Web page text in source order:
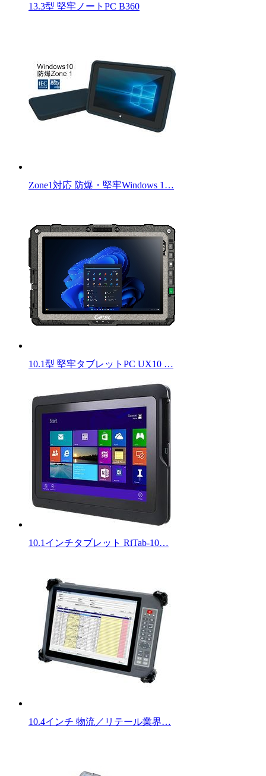
13.3型 堅牢ノートPC B360
Zone1対応 防爆・堅牢Windows 1…
10.1型 堅牢タブレットPC UX10 …
10.1インチタブレット RiTab-10…
10.4インチ 物流／リテール業界…